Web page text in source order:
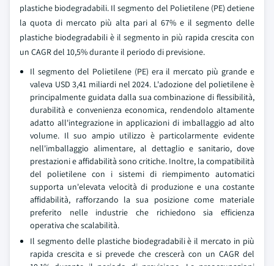
plastiche biodegradabili. Il segmento del Polietilene (PE) detiene
la quota di mercato più alta pari al 67% e il segmento delle
plastiche biodegradabili è il segmento in più rapida crescita con
un CAGR del 10,5% durante il periodo di previsione.
Il segmento del Polietilene (PE) era il mercato più grande e
valeva USD 3,41 miliardi nel 2024. L'adozione del polietilene è
principalmente guidata dalla sua combinazione di flessibilità,
durabilità e convenienza economica, rendendolo altamente
adatto all'integrazione in applicazioni di imballaggio ad alto
volume. Il suo ampio utilizzo è particolarmente evidente
nell'imballaggio alimentare, al dettaglio e sanitario, dove
prestazioni e affidabilità sono critiche. Inoltre, la compatibilità
del polietilene con i sistemi di riempimento automatici
supporta un'elevata velocità di produzione e una costante
affidabilità, rafforzando la sua posizione come materiale
preferito nelle industrie che richiedono sia efficienza
operativa che scalabilità.
Il segmento delle plastiche biodegradabili è il mercato in più
rapida crescita e si prevede che crescerà con un CAGR del